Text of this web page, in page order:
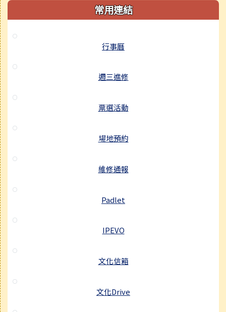
常用連結
行事曆
週三進修
票選活動
場地預約
維修通報
Padlet
IPEVO
文化信箱
文化Drive